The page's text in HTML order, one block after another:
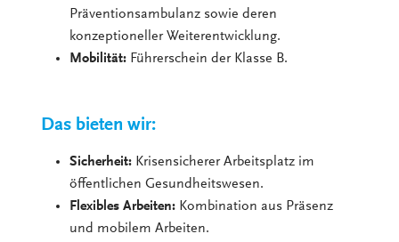
Präventionsambulanz sowie deren
konzeptioneller Weiterentwicklung.
Mobilität: Führerschein der Klasse B.
Das bieten wir:
Sicherheit: Krisensicherer Arbeitsplatz im
öffentlichen Gesundheitswesen.
Flexibles Arbeiten: Kombination aus Präsenz
und mobilem Arbeiten.